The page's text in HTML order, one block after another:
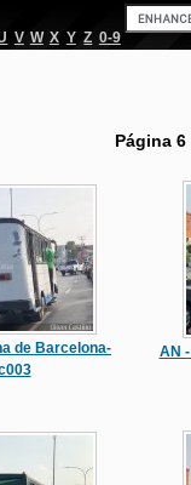
V W X Y Z 0-9
Página 6
de Barcelona-
AN